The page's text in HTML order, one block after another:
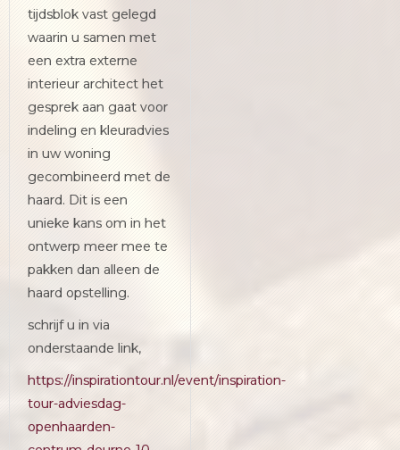
tijdsblok vast gelegd
waarin u samen met
een extra externe
interieur architect het
gesprek aan gaat voor
indeling en kleuradvies
in uw woning
gecombineerd met de
haard. Dit is een
unieke kans om in het
ontwerp meer mee te
pakken dan alleen de
haard opstelling.
schrijf u in via
onderstaande link,
https://inspirationtour.nl/event/inspiration-
tour-adviesdag-
openhaarden-